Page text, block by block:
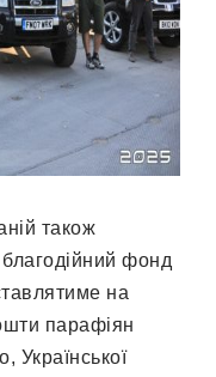
також
благодійний фонд
на
парафіян
Української